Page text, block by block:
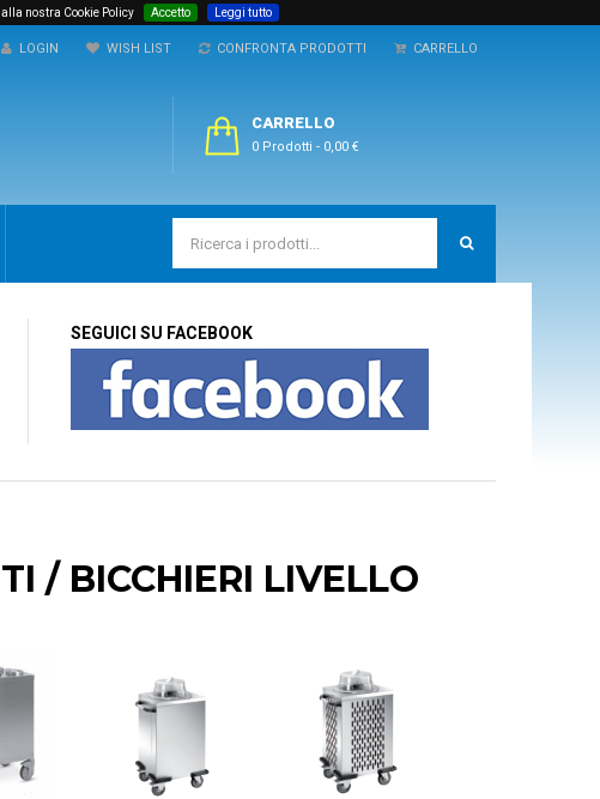
nostra Cookie Policy Accetto Leggi tutto
LOGIN WISH LIST CONFRONTA PRODOTTI CARRELLO
CARRELLO
0 Prodotti - 0,00 €
SEGUICI SU FACEBOOK
/ BICCHIERI LIVELLO